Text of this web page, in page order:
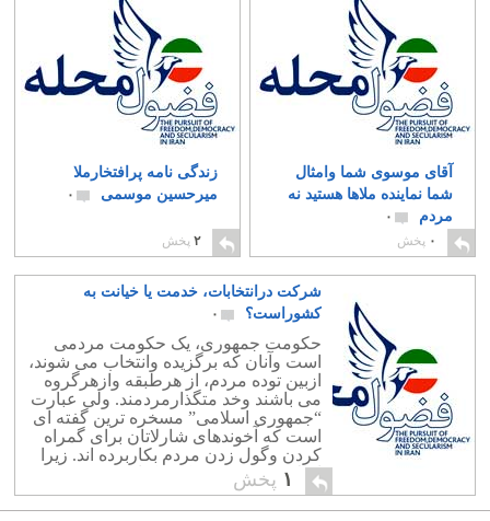
آقای موسوی شما وامثال
شما نماینده ملاها هستید نه
مردم
۰
۰ پخش
زندگی نامه پرافتخارملا
میرحسین موسمی
۰
۲ پخش
شرکت درانتخابات، خدمت یا خیانت به
کشوراست؟
۰
حکومت جمهوری، یک حکومت مردمی
است وآنان که برگزیده وانتخاب می شوند،
ازبین توده مردم، از هرطبقه وازهرگروه
می باشند وخد متگذارمردمند. ولی عبارت
“جمهوری اسلامی” مسخره ترین گفته ای
است که آخوندهای شارلاتان برای گمراه
کردن وگول زدن مردم بکاربرده اند. زیرا
اسلام درنوع خود، یک دیکتاتوری محض
وتغییرناپذیرمی باشد، وتابع زمان ومکان
نیست. […]
۱ پخش